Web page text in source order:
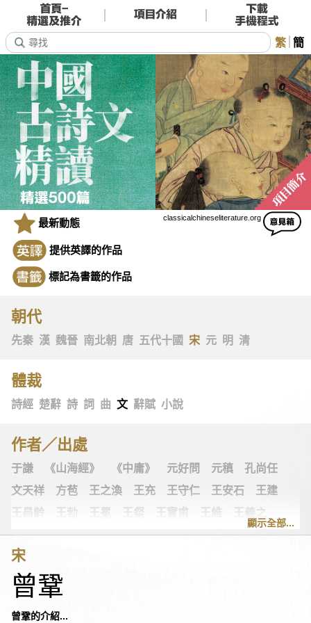
繁 簡
classicalchineseliterature.org
最新動態
提供英譯的作品
標記為書籤的作品
朝代
先秦 漢 魏晉 南北朝 唐 五代十國 宋 元 明 清
體裁
詩經 楚辭 詩 詞 曲 文 辭賦 小說
作者／出處
于謙 《山海經》 《中庸》 元好問 元稹
孔尚任
文天祥
方苞 王之渙 王充 王守仁 王安石
王建
王昌齡
王勃 王冕 王粲 王實甫 王維
王羲之
王翰
王觀 王讜 古詩十九首 古歌謠
史可法
司空圖
《左傳》
朱敦儒
顯示全部...
宋
曾鞏
曾鞏的介紹...